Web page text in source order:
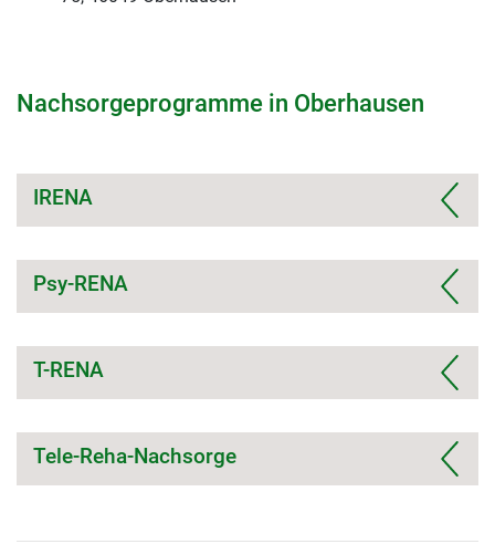
Nachsorgeprogramme in Oberhausen
IRENA
Psy-RENA
T-RENA
Tele-Reha-Nachsorge